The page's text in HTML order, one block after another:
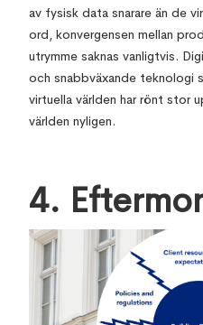
av fysisk data snarare än de
ord, konvergensen mellan
utrymme saknas vanligtvis.
och snabbväxande teknologi
virtuella världen har rönt stor
världen nyligen.
4.